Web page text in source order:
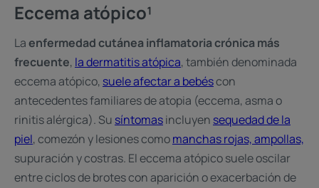
Eccema atópico¹
Laenfermedad cutánea inflamatoria crónica más
frecuente, la dermatitis atópica, también denominada
eccema atópico, suele afectar a bebéscon
antecedentes familiares de atopia (eccema, asma o
rinitis alérgica). Su síntomasincluyen sequedad de la
piel, comezón y lesiones comomanchas rojas, ampollas,
supuración y costras. El eccema atópico suele oscilar
entre ciclos de brotes con aparición o exacerbación de